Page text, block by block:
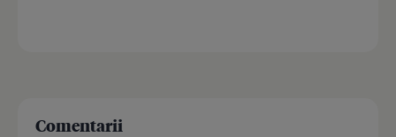
Comentarii